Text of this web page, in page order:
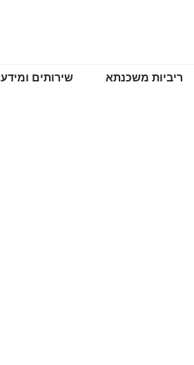
ריביות משכנתא שירותים ומידע